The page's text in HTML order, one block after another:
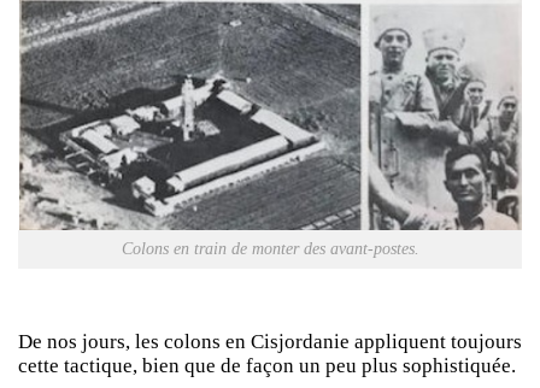
Colons en train de monter des avant-postes.
De nos jours, les colons en Cisjordanie appliquent toujours
cette tactique, bien que de façon un peu plus sophistiquée.